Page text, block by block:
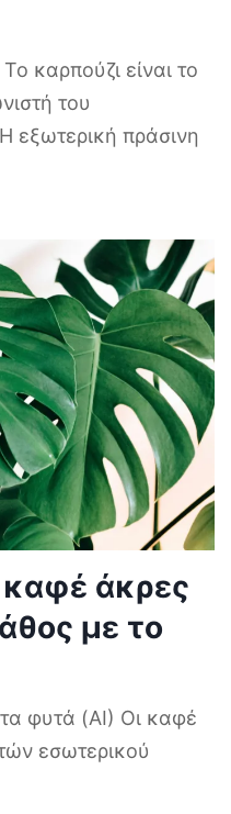
καρπούζι είναι το
του
εξωτερική πράσινη
καφέ άκρες
με το
φυτά (AI) Οι καφέ
εσωτερικού